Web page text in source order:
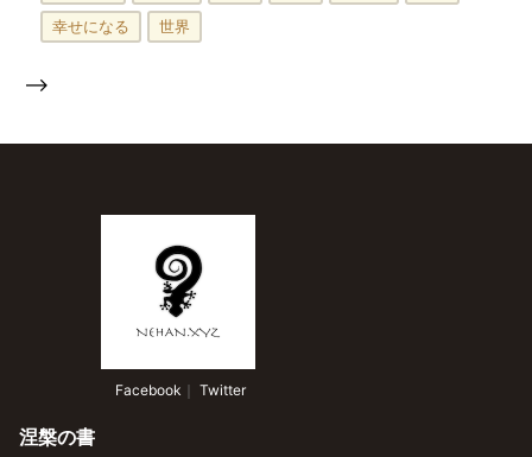
幸せになる
世界
-->
Facebook ｜ Twitter
涅槃の書